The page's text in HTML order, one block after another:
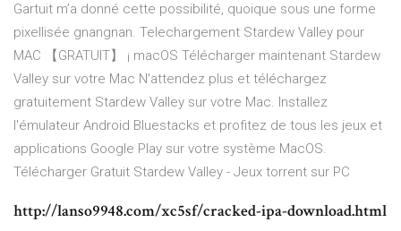
Gartuit m’a donné cette possibilité, quoique sous une forme
pixellisée gnangnan. Telechargement Stardew Valley pour
MAC 【GRATUIT】 ¡ macOS Télécharger maintenant Stardew
Valley sur votre Mac N'attendez plus et téléchargez
gratuitement Stardew Valley sur votre Mac. Installez
l'émulateur Android Bluestacks et profitez de tous les jeux et
applications Google Play sur votre système MacOS.
Télécharger Gratuit Stardew Valley - Jeux torrent sur PC
http://lanso9948.com/xc5sf/cracked-ipa-download.html